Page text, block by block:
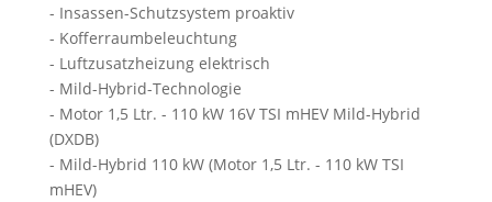
- Insassen-Schutzsystem proaktiv
- Kofferraumbeleuchtung
- Luftzusatzheizung elektrisch
- Mild-Hybrid-Technologie
- Motor 1,5 Ltr. - 110 kW 16V TSI mHEV Mild-Hybrid
(DXDB)
- Mild-Hybrid 110 kW (Motor 1,5 Ltr. - 110 kW TSI
mHEV)